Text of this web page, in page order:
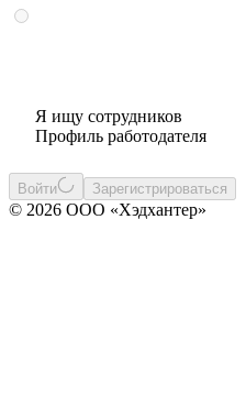
Я ищу сотрудников
Профиль работодателя
Войти Зарегистрироваться
© 2026 ООО «Хэдхантер»